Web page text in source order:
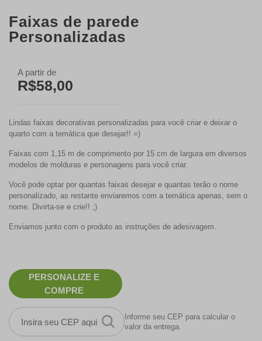
Faixas de parede
Personalizadas
A partir de
R$58,00
Lindas faixas decorativas personalizadas para você criar e deixar o
quarto com a temática que desejar!! =)
Faixas com 1,15 m de comprimento por 15 cm de largura em diversos
modelos de molduras e personagens para você criar.
Você pode optar por quantas faixas desejar e quantas terão o nome
personalizado, as restante enviaremos com a temática apenas, sem o
nome. Divirta-se e crie!! ;)
Enviamos junto com o produto as instruções de adesivagem.
PERSONALIZE E
COMPRE
Informe seu CEP para calcular o
valor da entrega.